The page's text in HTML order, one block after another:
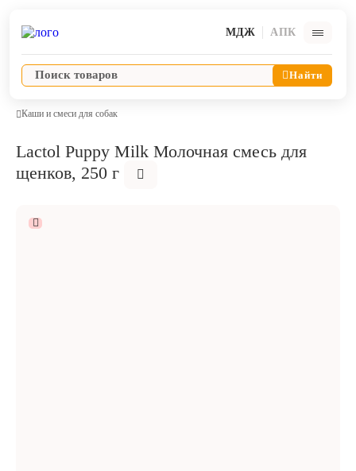
МДЖ АПК
Найти
Ветпрепараты
Каши и смеси для собак
Lactol Puppy Milk Молочная смесь для
щенков, 250 г